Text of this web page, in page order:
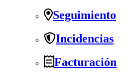
Seguimiento
Incidencias
Facturación